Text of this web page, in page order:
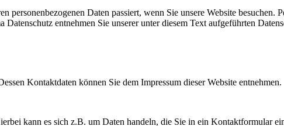
Daten passiert, wenn Sie unsere Website besuchen.
entnehmen Sie unserer unter diesem Text aufgeführten
Kontaktdaten können Sie dem Impressum dieser Website entnehmen.
kann es sich z.B. um Daten handeln, die Sie in ein Kontaktformular